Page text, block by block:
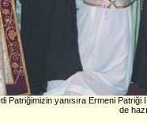
Patriğimizin yanısıra Ermeni
de